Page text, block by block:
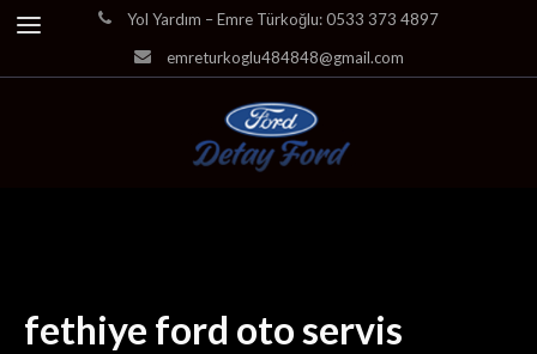
Yol Yardım – Emre Türkoğlu: 0533 373 4897
emreturkoglu484848@gmail.com
fethiye ford oto servis